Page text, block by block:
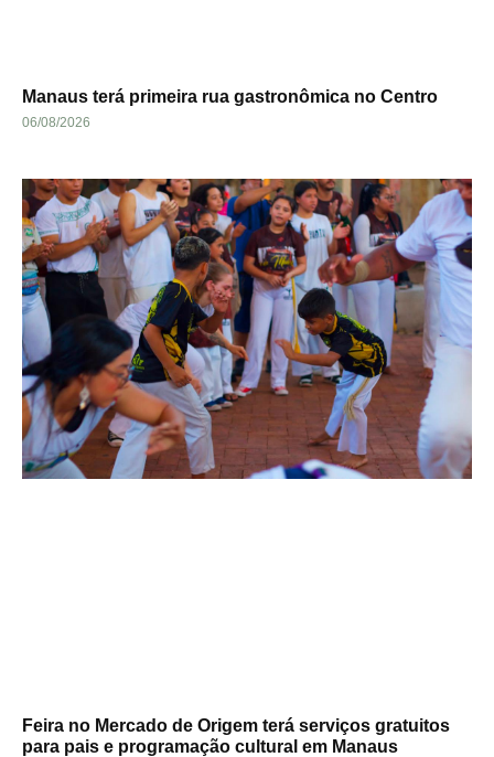
Manaus terá primeira rua gastronômica no Centro
06/08/2026
Feira no Mercado de Origem terá serviços gratuitos
para pais e programação cultural em Manaus